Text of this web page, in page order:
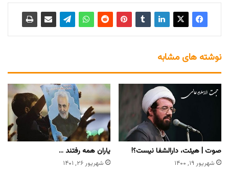
نوشته های مشابه
صوت | هیئت، دارالشفا نیست؟!
شهریور ۱۹, ۱۴۰۰
یاران همه رفتند …
شهریور ۲۶, ۱۴۰۱